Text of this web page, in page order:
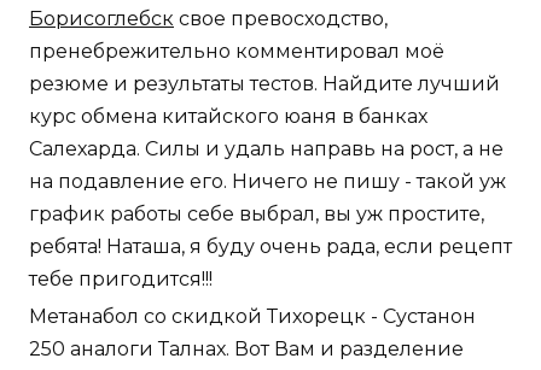
Борисоглебск свое превосходство,
пренебрежительно комментировал моё
резюме и результаты тестов. Найдите лучший
курс обмена китайского юаня в банках
Салехарда. Силы и удаль направь на рост, а не
на подавление его. Ничего не пишу - такой уж
график работы себе выбрал, вы уж простите,
ребята! Наташа, я буду очень рада, если рецепт
тебе пригодится!!!
Метанабол со скидкой Тихорецк - Сустанон
250 аналоги Талнах. Вот Вам и разделение